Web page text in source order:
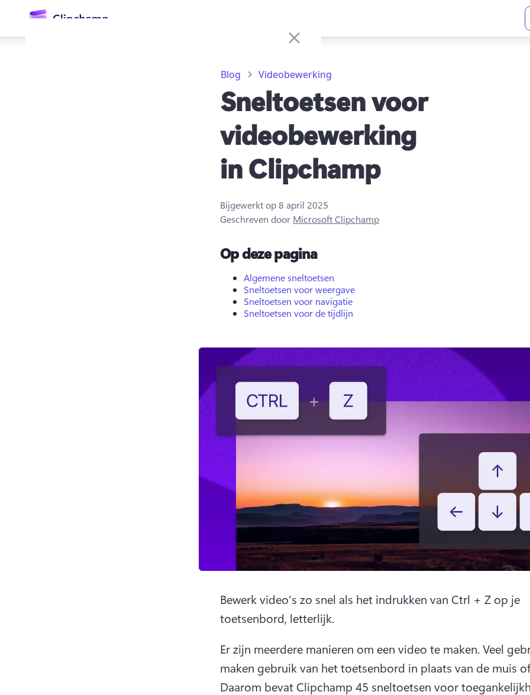
Blog Videobewerking
Sneltoetsen voor
videobewerking
in Clipchamp
Bijgewerkt op8 april 2025
Geschreven door Microsoft Clipchamp
Op deze pagina
Algemene sneltoetsen
Sneltoetsen voor weergave
Sneltoetsen voor navigatie
Sneltoetsen voor de tijdlijn
Bewerk video's zo snel als het indrukken van Ctrl + Z op je
toetsenbord, letterlijk.
Er zijn meerdere manieren om een video te maken. Veel
Daarom bevat Clipchamp 45 sneltoetsen voor